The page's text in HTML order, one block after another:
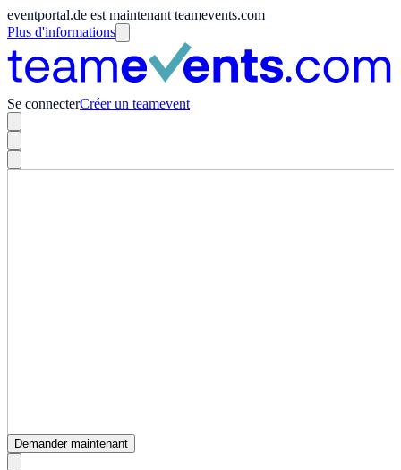
eventportal.de est maintenant teamevents.com
Plus d'informations
Se connecterCréer un teamevent
Demander maintenant